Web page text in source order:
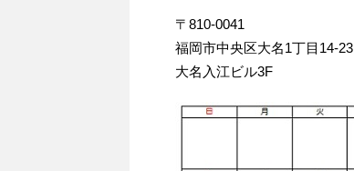
〒810-0041
福岡市中央区大名1丁目14‐23
大名入江ビル3F